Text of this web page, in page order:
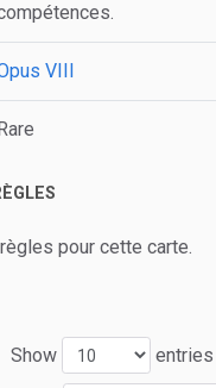
VIII
pour cette carte.
Show entries